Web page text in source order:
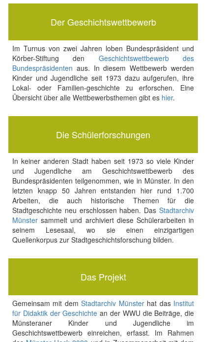
Der Geschichtswettbewerb
Im Turnus von zwei Jahren loben Bundespräsident und
Körber-Stiftung den Geschichtswettbewerb des
Bundespräsidenten aus. In diesem Wettbewerb werden
Kinder und Jugendliche seit 1973 dazu aufgerufen, ihre
Lokal- oder Familien-geschichte zu erforschen. Eine
Übersicht über alle Wettbewerbsthemen gibt es hier.
Die Schülerforschungen
In keiner anderen Stadt haben seit 1973 so viele Kinder
und Jugendliche am Geschichtswettbewerb des
Bundespräsidenten teilgenommen, wie in Münster. In den
letzten knapp 50 Jahren entstanden hier rund 1.700
Arbeiten, die auch historische Themen für die
Stadtgeschichte neu erschlossen haben. DasStadtarchiv
Münstersammelt und archiviert diese Schülerarbeiten in
seinem Lesesaal, wo sie einen einzigartigen
Quellenkorpus zur Stadtgeschichtsforschung bilden.
Das Projekt
Gemeinsam mit demStadtarchiv Münsterhat das Institut
für Didaktik der Geschichte an der WWU die Beiträge, die
Münsteraner Kinder und Jugendliche im
Geschichtswettbewerb einreichen, erfasst. Im Rahmen